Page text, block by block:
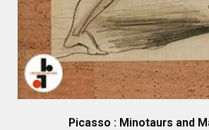
Picasso : Minotaurs and